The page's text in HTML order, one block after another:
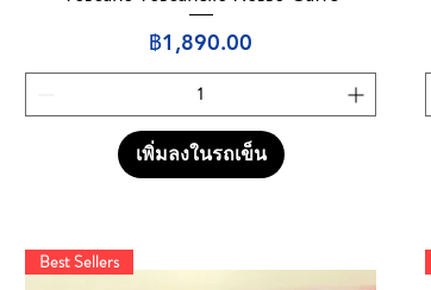
ราคา
฿1,890.00
เพิ่มลงในรถเข็น
Best Sellers